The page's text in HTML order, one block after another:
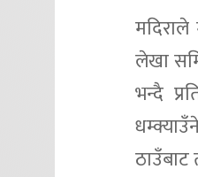
लेखा
भन्दै